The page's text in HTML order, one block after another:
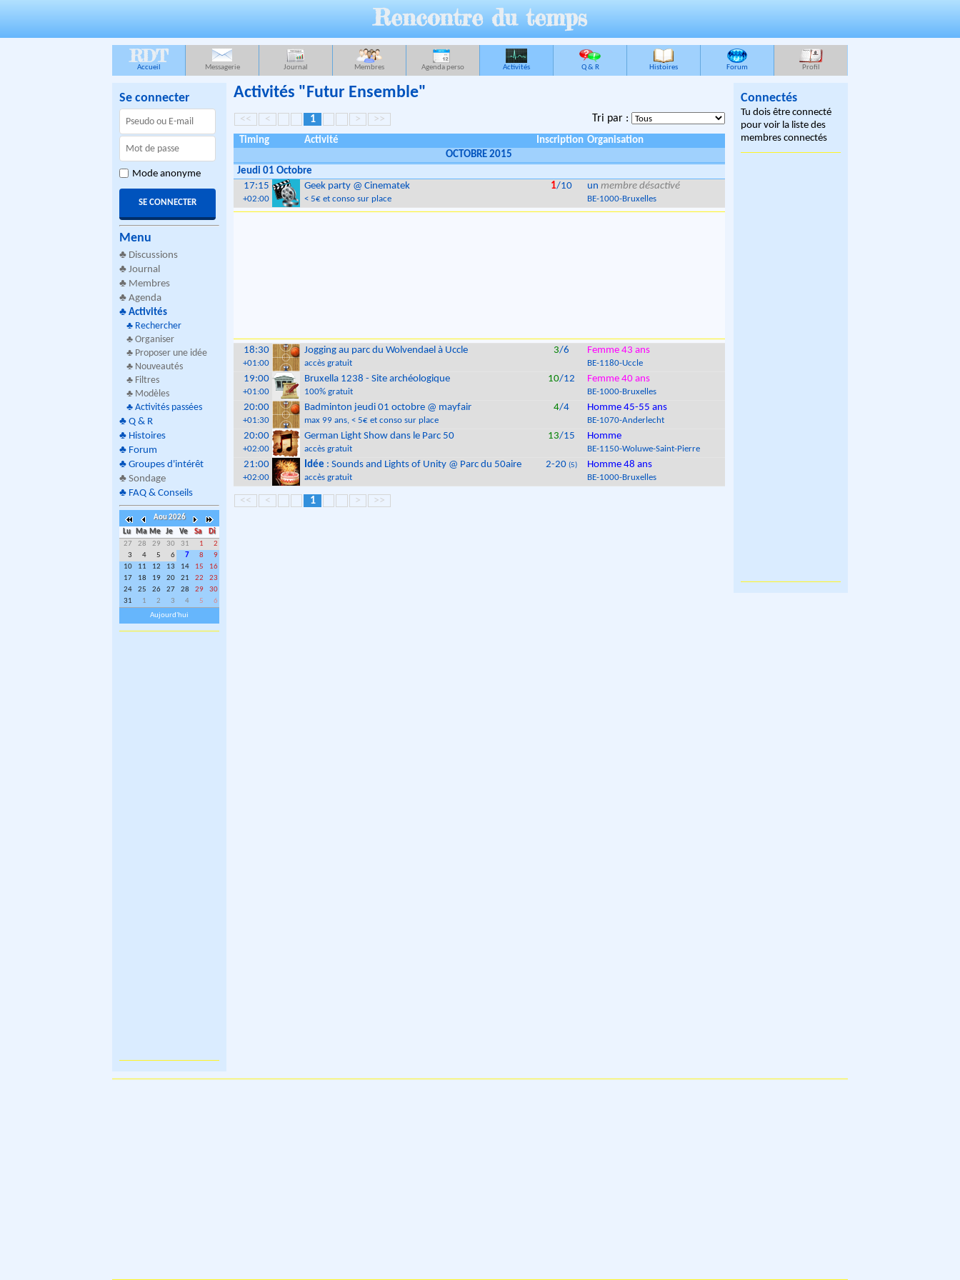
Rencontre du temps
RDT
Accueil Messagerie Journal Membres Agenda perso Activités Q & R Histoires Forum Profil
Se connecter
Mode anonyme
Menu
♣ Discussions
♣ Journal
♣ Membres
♣ Agenda
♣ Activités
♣ Rechercher
♣ Organiser
♣ Proposer une idée
♣ Nouveautés
♣ Filtres
♣ Modèles
♣ Activités passées
♣ Q & R
♣ Histoires
♣ Forum
♣ Groupes d'intérêt
♣ Sondage
♣ FAQ & Conseils
Aou 2026
Lu
Ma Me Je Ve Sa
Di
27
28 29 30 31 1
2
3
4 5 6 7 8
9
10
11 12 13 14 15
16
17
18 19 20 21 22
23
24
25 26 27 28 29
30
31
1 2 3 4 5
6
Aujourd'hui
Activités "Futur Ensemble"
Tri par :
<< < 1 > >>
Timing Activité Inscription Organisation
OCTOBRE 2015
Jeudi 01 Octobre
17:15
+02:00
Geek party @ Cinematek
< 5€ et conso sur place
1/10 un membre désactivé
BE-1000-Bruxelles
18:30
+01:00
Jogging au parc du Wolvendael à Uccle
accès gratuit
3/6 Femme 43 ans
BE-1180-Uccle
19:00
+01:00
Bruxella 1238 - Site archéologique
100% gratuit
10/12 Femme 40 ans
BE-1000-Bruxelles
20:00
+01:30
Badminton jeudi 01 octobre @ mayfair
max 99 ans, < 5€ et conso sur place
4/4 Homme 45-55 ans
BE-1070-Anderlecht
20:00
+02:00
German Light Show dans le Parc 50
accès gratuit
13/15 Homme
BE-1150-Woluwe-Saint-Pierre
21:00
+02:00
Idée : Sounds and Lights of Unity @ Parc du 50aire
accès gratuit
2-20 (5) Homme 48 ans
BE-1000-Bruxelles
<< < 1 > >>
Connectés
Tu dois être connecté
pour voir la liste des
membres connectés